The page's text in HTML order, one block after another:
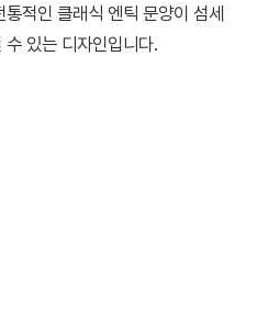
적인 클래식 엔틱 문양이 섬세
있는 디자인입니다.